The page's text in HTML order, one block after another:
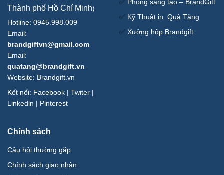
Thành phố Hồ Chí Minh)
Hotline: 0945.998.009
Email:
brandgiftvn@gmail.com
Email:
quatang@brandgift.vn
Website: Brandgift.vn
Kết nối: Facebook | Twiter |
Linkedin | Pinterest
✅ Phòng sáng tạo – BrandGift
✅ Kỹ Thuật in Quà Tặng
✅ Xưởng hộp Brandgift
Chính sách
Câu hỏi thường gặp
Chính sách giao nhận